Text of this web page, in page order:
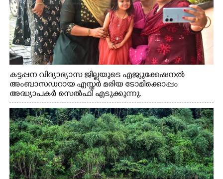
കട്ടപ്പന വിദ്യാഭ്യാസ ജില്ലയുടെ എജ്യുക്കേഷനൽ
അംബാസഡറായ എസ്തർ മരിയ ടോമിക്കൊപ്പം
അദ്ധ്യാപകർ സെൽഫി എടുക്കുന്നു.